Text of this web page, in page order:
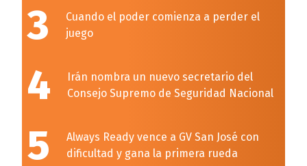
3
Cuando el poder comienza a perder el
juego
4
Irán nombra un nuevo secretario del
Consejo Supremo de Seguridad Nacional
5
Always Ready vence a GV San José con
dificultad y gana la primera rueda